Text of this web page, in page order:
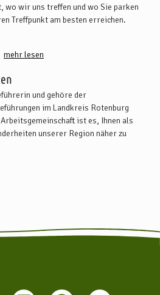
wo wir uns treffen und wo Sie parken
Treffpunkt am besten erreichen.
erreichen Sie aus Bremen
die A 1 (Abfahrt Stuckenborstel)
Mitte). Wenn Sie aus Hannover
(Abfahrt Verden Nord) und nehmen
(Wümme).
so dass auch eine
mehr lesen
und gehöre der
im Landkreis Rotenburg
ist es, Ihnen als
unserer Region näher zu